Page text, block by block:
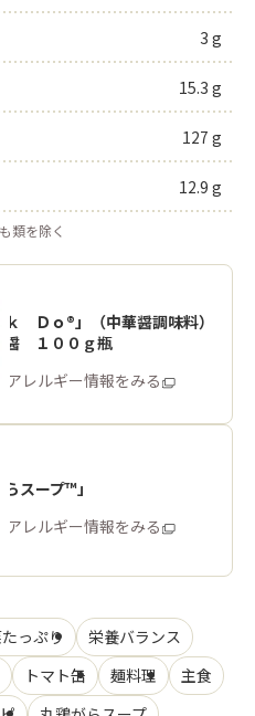
3 g
15.3 g
127 g
12.9 g
類を除く
Ｄｏ®」（中華醤調味料）
醤 １００ｇ瓶
アレルギー情報をみる
スープ™」
アレルギー情報をみる
っぷり
栄養バランス
トマト缶 麺料理
主食